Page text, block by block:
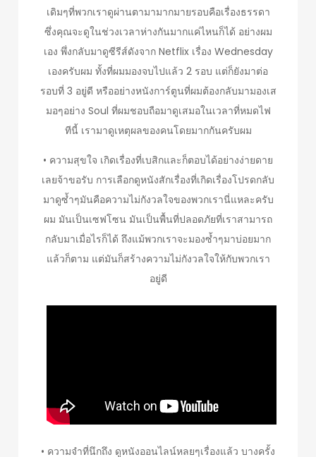
เดิมๆที่พวกเราดูผ่านตามามากมายรอบคือเรื่องธรรดา
ซึ่งคุณจะดูในช่วงเวลาห่างกันมากแค่ไหนก็ได้ อย่างผม
เอง พึ่งกลับมาดูซีรีส์ดังจาก Netflix เรื่อง Wednesday
เองครับผม ทั้งที่ผมมองจบไปแล้ว 2 รอบ แต่ก็ยังมาต่อ
รอบที่ 3 อยู่ดี หรืออย่างหนังการ์ตูนที่ผมต้องกลับมามองเส
มอๆอย่าง Soul ที่ผมชอบถือมาดูเสมอในเวลาที่หมดไฟ
ทีนี้ เรามาดูเหตุผลของคนโดยมากกันครับผม
• ความสุขใจ เกิดเรื่องที่เบสิกและก็ตอบได้อย่างง่ายดาย
เลยจ้าขอรับ การเลือกดูหนังสักเรื่องที่เกิดเรื่องโปรดกลับ
มาดูซ้ำๆมันคือความไม่กังวลใจของพวกเรานี่แหละครับ
ผม มันเป็นเซฟโซน มันเป็นพื้นที่ปลอดภัยที่เราสามารถ
กลับมาเมื่อไรก็ได้ ถึงแม้พวกเราจะมองซ้ำๆมาบ่อยมาก
แล้วก็ตาม แต่มันก็สร้างความไม่กังวลใจให้กับพวกเรา
อยู่ดี
• ความจำที่นึกถึง ดูหนังออนไลน์หลยๆเรื่องแล้ว บางครั้ง